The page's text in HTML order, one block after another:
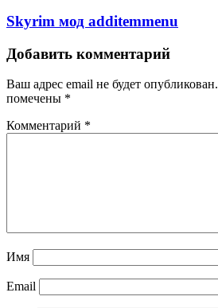
Skyrim мод additemmenu
Добавить комментарий
Ваш адрес email не будет опубликован.
помечены *
Комментарий *
Имя
Email